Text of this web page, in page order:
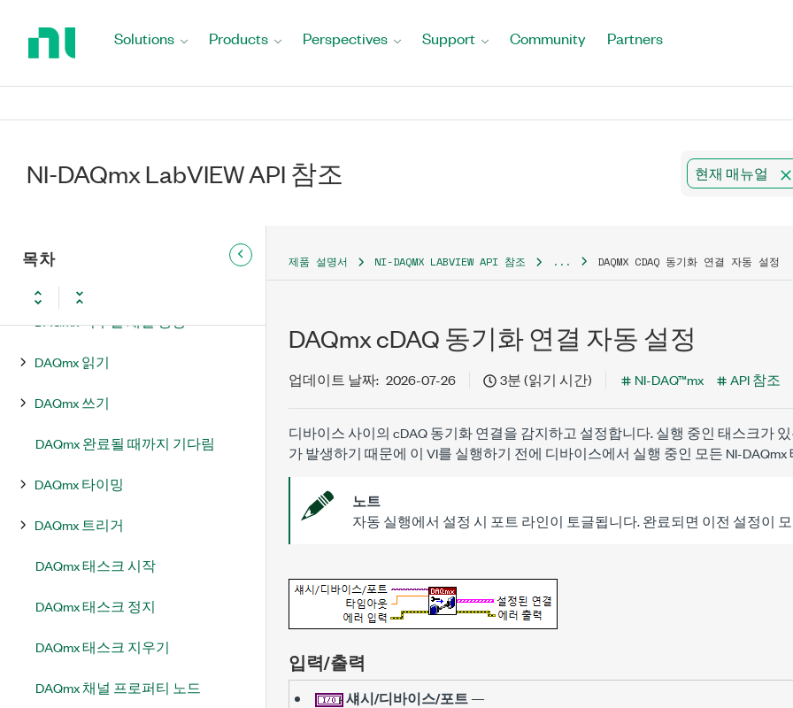
Solutions Products Perspectives Support Community Partners
NI-DAQmx LabVIEW API 참조 현재 매뉴얼
목차
DAQmx 버추얼 채널 생성
DAQmx 읽기
DAQmx 쓰기
DAQmx 완료될 때까지 기다림
DAQmx 타이밍
DAQmx 트리거
DAQmx 태스크 시작
DAQmx 태스크 정지
DAQmx 태스크 지우기
DAQmx 채널 프로퍼티 노드
제품 설명서 NI-DAQMX LABVIEW API 참조 ... DAQMX CDAQ 동기화 연결 자동 설정
DAQmx cDAQ 동기화 연결 자동 설정
업데이트 날짜: 2026-07-26 3분 (읽기 시간) NI-DAQ™mx API 참조
디바이스 사이의 cDAQ 동기화 연결을 감지하고 설정합니다. 실행 중인 태스크가
가 발생하기 때문에 이 VI를 실행하기 전에 디바이스에서 실행 중인 모든 NI-
노트
자동 실행에서 설정 시 포트 라인이 토글됩니다. 완료되면 이전 설정이
입력/출력
섀시/디바이스/포트—